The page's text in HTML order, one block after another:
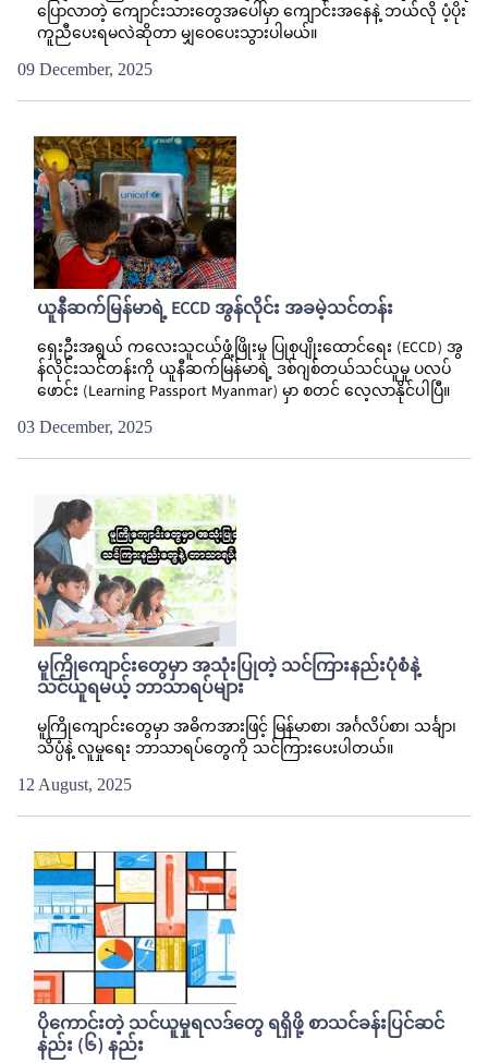
ပြောလာတဲ့ ကျောင်းသားတွေအပေါ်မှာ ကျောင်းအနေနဲ့ ဘယ်လို ပံ့ပိုး
ကူညီပေးရမလဲဆိုတာ မျှဝေပေးသွားပါမယ်။
09 December, 2025
ယူနီဆက်မြန်မာရဲ့ ECCD အွန်လိုင်း အခမဲ့သင်တန်း
ရှေးဦးအရွယ် ကလေးသူငယ်ဖွံ့ဖြိုးမှု ပြုစုပျိုးထောင်ရေး (ECCD) အွ
န်လိုင်းသင်တန်းကို ယူနီဆက်မြန်မာရဲ့ ဒစ်ဂျစ်တယ်သင်ယူမှု ပလပ်
ဖောင်း (Learning Passport Myanmar) မှာ စတင် လေ့လာနိုင်ပါပြီ။
03 December, 2025
မူကြိုကျောင်းတွေမှာ အသုံးပြုတဲ့ သင်ကြားနည်းပုံစံနဲ့
သင်ယူရမယ့် ဘာသာရပ်များ
မူကြိုကျောင်းတွေမှာ အဓိကအားဖြင့် မြန်မာစာ၊ အင်္ဂလိပ်စာ၊ သင်္ချာ၊
သိပ္ပံနဲ့ လူမှုရေး ဘာသာရပ်တွေကို သင်ကြားပေးပါတယ်။
12 August, 2025
ပိုကောင်းတဲ့ သင်ယူမှုရလဒ်တွေ ရရှိဖို့ စာသင်ခန်းပြင်ဆင်
နည်း (၆) နည်း